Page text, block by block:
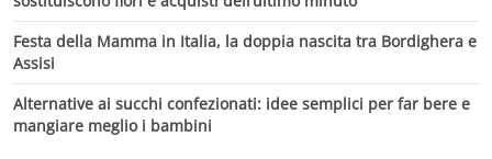
Festa della Mamma in Italia, la doppia nascita tra Bordighera e
Assisi
Alternative ai succhi confezionati: idee semplici per far bere e
mangiare meglio i bambini